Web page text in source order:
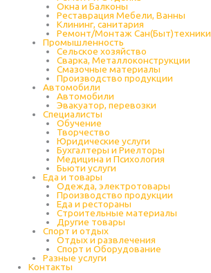
Окна и Балконы
Реставрация Мебели, Ванны
Клининг, санитария
Ремонт/Монтаж Сан(Быт)техники
Промышленность
Cельское хозяйство
Сварка, Металлоконструкции
Cмазочные материалы
Производство продукции
Автомобили
Автомобили
Эвакуатор, перевозки
Специалисты
Обучение
Творчество
Юридические услуги
Бухгалтеры и Риелторы
Медицина и Психология
Бьюти услуги
Еда и товары
Одежда, электротовары
Производство продукции
Еда и рестораны
Строительные материалы
Другие товары
Спорт и отдых
Отдых и развлечения
Спорт и Оборудование
Разные услуги
Контакты